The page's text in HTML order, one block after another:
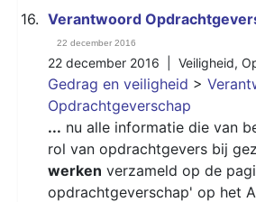
16. Verantwoord
22 december 2016
22 december 2016 | Veiligheid,
Gedrag en veiligheid >
Opdrachtgeverschap
... nu alle informatie die van
rol van opdrachtgevers bij
werken verzameld op de
opdrachtgeverschap' op het